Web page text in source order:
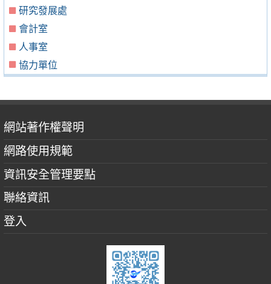
研究發展處
會計室
人事室
協力單位
網站著作權聲明
網路使用規範
資訊安全管理要點
聯絡資訊
登入